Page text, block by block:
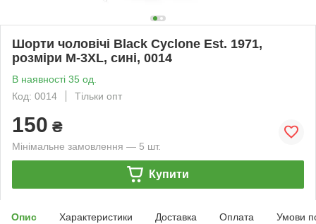
Шорти чоловічі Black Cyclone Est. 1971,
розміри M-3XL, сині, 0014
В наявності 35 од.
Код: 0014
Тільки опт
150 ₴
Мінімальне замовлення — 5 шт.
Купити
Опис Характеристики Доставка Оплата Умови